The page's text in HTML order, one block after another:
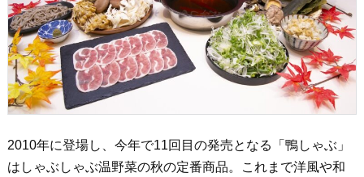
2010年に登場し、今年で11回目の発売となる「鴨しゃぶ」
はしゃぶしゃぶ温野菜の秋の定番商品。これまで洋風や和